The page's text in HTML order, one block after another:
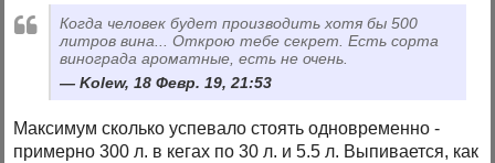
Когда человек будет производить хотя бы 500
литров вина... Открою тебе секрет. Есть сорта
винограда ароматные, есть не очень.
Kolew, 18 Февр. 19, 21:53
Максимум сколько успевало стоять одновременно -
примерно 300 л. в кегах по 30 л. и 5.5 л. Выпивается, как